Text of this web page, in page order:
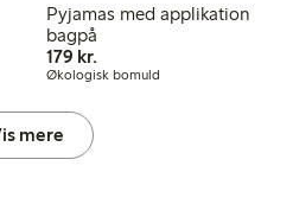
Pyjamas med applikation
bagpå
179 kr.179,00 kr.
Økologisk bomuld
mere